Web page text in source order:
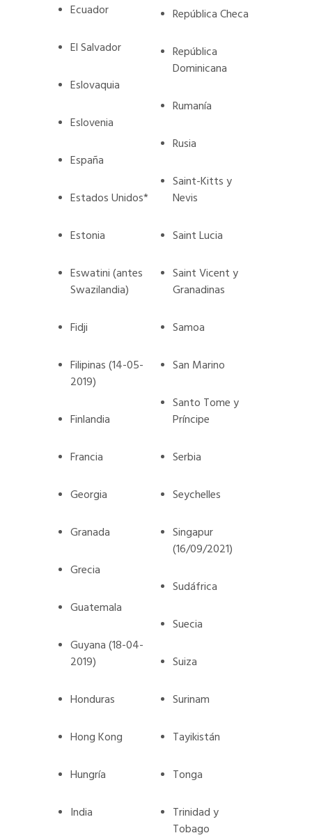
Ecuador
El Salvador
Eslovaquia
Eslovenia
España
Estados Unidos*
Estonia
Eswatini (antes
Swazilandia)
Fidji
Filipinas (14-05-
2019)
Finlandia
Francia
Georgia
Granada
Grecia
Guatemala
Guyana (18-04-
2019)
Honduras
Hong Kong
Hungría
India
República Checa
República
Dominicana
Rumanía
Rusia
Saint-Kitts y
Nevis
Saint Lucia
Saint Vicent y
Granadinas
Samoa
San Marino
Santo Tome y
Príncipe
Serbia
Seychelles
Singapur
(16/09/2021)
Sudáfrica
Suecia
Suiza
Surinam
Tayikistán
Tonga
Trinidad y
Tobago